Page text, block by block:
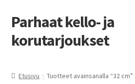
Siirry
navigointiin
Siirry
sisältöön
Parhaat kello- ja
korutarjoukset
Etusivu Tuotteet avainsanalla “32 cm”